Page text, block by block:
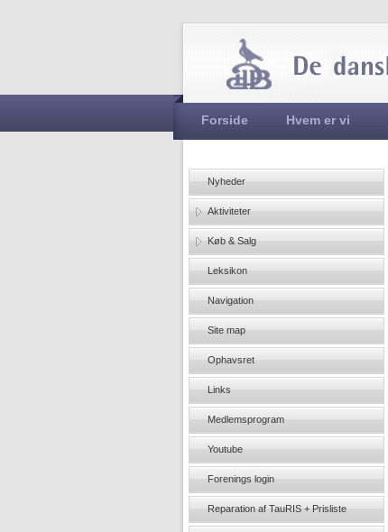
Hovedmenu
Forside Hvem er vi
Nyheder
Aktiviteter
Køb & Salg
Leksikon
Navigation
Site map
Ophavsret
Links
Medlemsprogram
Youtube
Forenings login
Reparation af TauRIS + Prisliste